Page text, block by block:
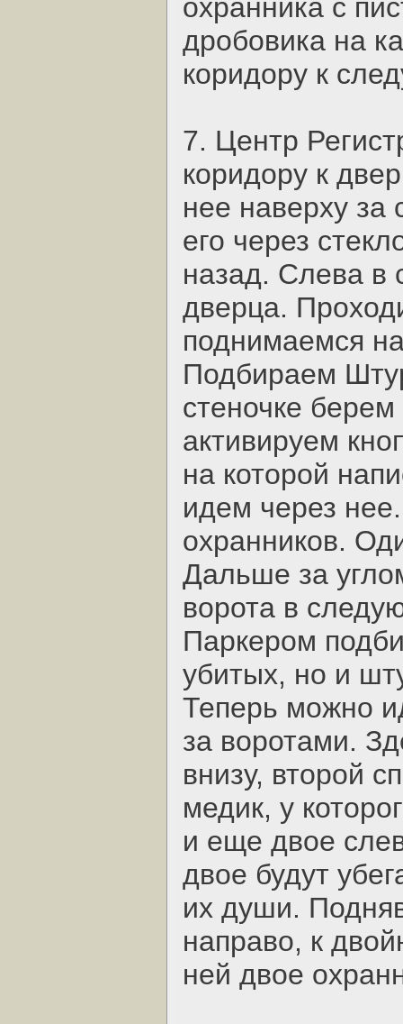
охранника с
дробовика на
коридору к
7. Центр
коридору к
нее наверху
его через
назад. Слева в
дверца.
поднимаемся
Подбираем
стеночке берем
активируем
на которой
идем через
охранников.
Дальше за
ворота в
Паркером
убитых, но и
Теперь можно
за воротами.
внизу, второй
медик, у
и еще двое
двое будут
их души.
направо, к
ней двое